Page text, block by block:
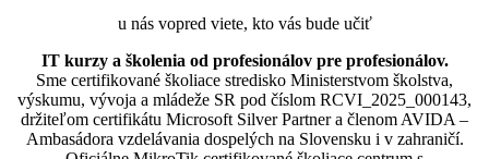
u nás vopred viete, kto vás bude učiť
IT kurzy a školenia od profesionálov pre profesionálov.
Sme certifikované školiace stredisko Ministerstvom školstva,
výskumu, vývoja a mládeže SR pod číslom RCVI_2025_000143,
držiteľom certifikátu Microsoft Silver Partner a členom AVIDA –
Ambasádora vzdelávania dospelých na Slovensku i v zahraničí.​​​​​​​​​​​​​​​​